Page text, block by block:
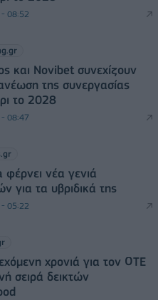
08:52
και Novibet συνεχίζουν
της συνεργασίας
το 2028
08:47
νέα γενιά
για τα υβριδικά της
05:22
χρονιά για τον ΟΤΕ
σειρά δεικτών